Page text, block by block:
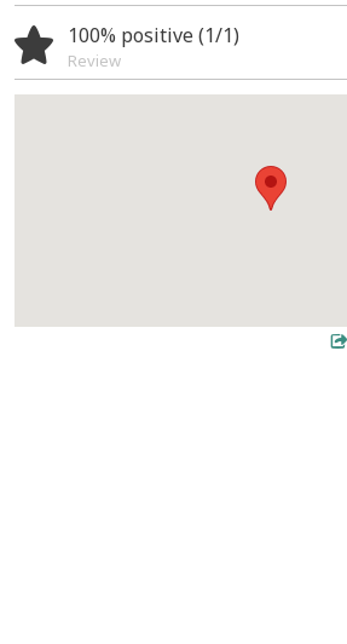
100% positive (1/1)
Review